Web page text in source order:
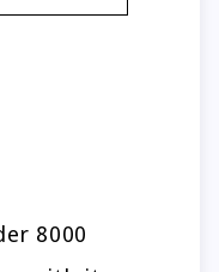
8000